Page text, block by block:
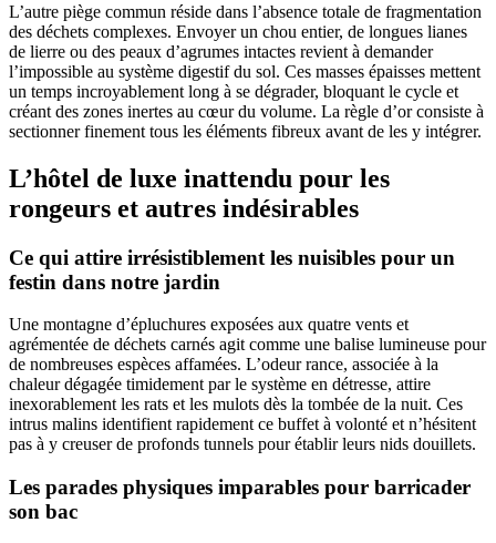
L’autre piège commun réside dans l’absence totale de fragmentation
des déchets complexes. Envoyer un chou entier, de longues lianes
de lierre ou des peaux d’agrumes intactes revient à demander
l’impossible au système digestif du sol. Ces masses épaisses mettent
un temps incroyablement long à se dégrader, bloquant le cycle et
créant des zones inertes au cœur du volume. La règle d’or consiste à
sectionner finement tous les éléments fibreux avant de les y intégrer.
L’hôtel de luxe inattendu pour les
rongeurs et autres indésirables
Ce qui attire irrésistiblement les nuisibles pour un
festin dans notre jardin
Une montagne d’épluchures exposées aux quatre vents et
agrémentée de déchets carnés agit comme une balise lumineuse pour
de nombreuses espèces affamées. L’odeur rance, associée à la
chaleur dégagée timidement par le système en détresse, attire
inexorablement les rats et les mulots dès la tombée de la nuit. Ces
intrus malins identifient rapidement ce buffet à volonté et n’hésitent
pas à y creuser de profonds tunnels pour établir leurs nids douillets.
Les parades physiques imparables pour barricader
son bac